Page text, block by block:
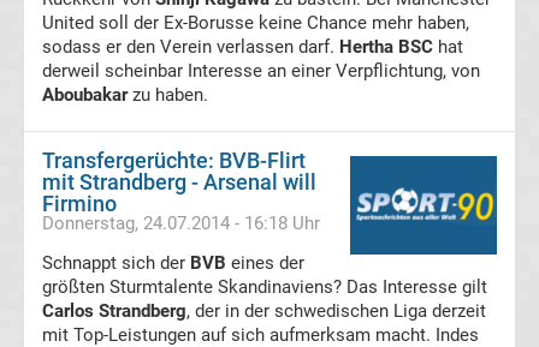
Mönchengladbach
Transfergerüchte
FC
Transfergerüchte
Dynamo
United soll der Ex-Borusse keine Chance mehr haben,
sodass er den Verein verlassen darf. Hertha BSC hat
derweil scheinbar Interesse an einer Verpflichtung, von
Aboubakarzu haben.
Transfergerüchte: BVB-Flirt
mit Strandberg - Arsenal will
Firmino
Donnerstag, 24.07.2014 - 16:18 Uhr
Schnappt sich der BVB eines der
größten Sturmtalente Skandinaviens? Das Interesse gilt
Carlos Strandberg, der in der schwedischen Liga derzeit
mit Top-Leistungen auf sich aufmerksam macht. Indes